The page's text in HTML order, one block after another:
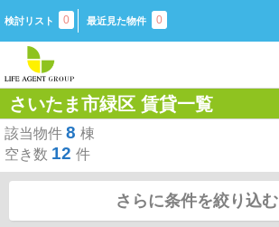
検討リスト 0 最近見た物件 0
さいたま市緑区 賃貸一覧
該当物件 8 棟
空き数 12 件
さらに条件を絞り込む